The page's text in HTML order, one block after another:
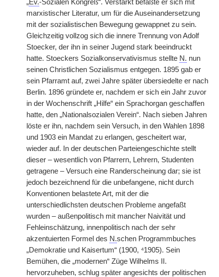
„Ev.-Sozialen Kongreß“. Verstärkt befaßte er sich mit
marxistischer Literatur, um für die Auseinandersetzung
mit der sozialistischen Bewegung gewappnet zu sein.
Gleichzeitig vollzog sich die innere Trennung von Adolf
Stoecker, der ihn in seiner Jugend stark beeindruckt
hatte. Stoeckers Sozialkonservativismus stellte N. nun
seinen Christlichen Sozialismus entgegen. 1895 gab er
sein Pfarramt auf, zwei Jahre später übersiedelte er nach
Berlin. 1896 gründete er, nachdem er sich ein Jahr zuvor
in der Wochenschrift „Hilfe“ ein Sprachorgan geschaffen
hatte, den „Nationalsozialen Verein“. Nach sieben Jahren
löste er ihn, nachdem sein Versuch, in den Wahlen 1898
und 1903 ein Mandat zu erlangen, gescheitert war,
wieder auf. In der deutschen Parteiengeschichte stellt
dieser – wesentlich von Pfarrern, Lehrern, Studenten
getragene – Versuch eine Randerscheinung dar; sie ist
jedoch bezeichnend für die unbefangene, nicht durch
Konventionen belastete Art, mit der die
unterschiedlichsten deutschen Probleme angefaßt
wurden – außenpolitisch mit mancher Naivität und
Fehleinschätzung, innenpolitisch nach der sehr
akzentuierten Formel des N.schen Programmbuches
„Demokratie und Kaisertum“ (1900, ⁴1905). Sein
Bemühen, die „modernen“ Züge Wilhelms II.
hervorzuheben, schlug später angesichts der politischen